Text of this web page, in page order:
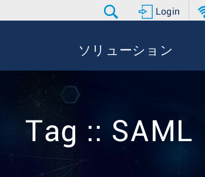
Login
ソリューション
Tag :: SAML